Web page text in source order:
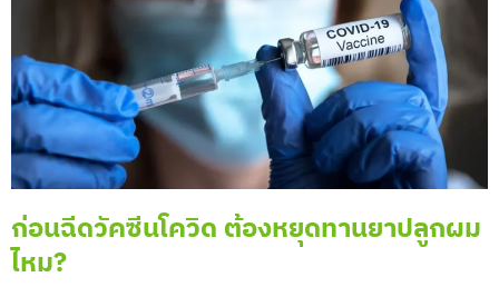
ก่อนฉีดวัคซีนโควิด ต้องหยุดทานยาปลูกผม
ไหม?